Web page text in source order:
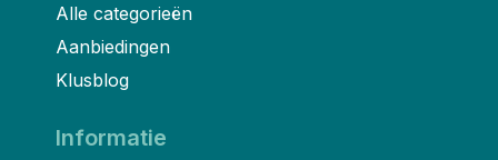
Alle categorieën
Aanbiedingen
Klusblog
Informatie